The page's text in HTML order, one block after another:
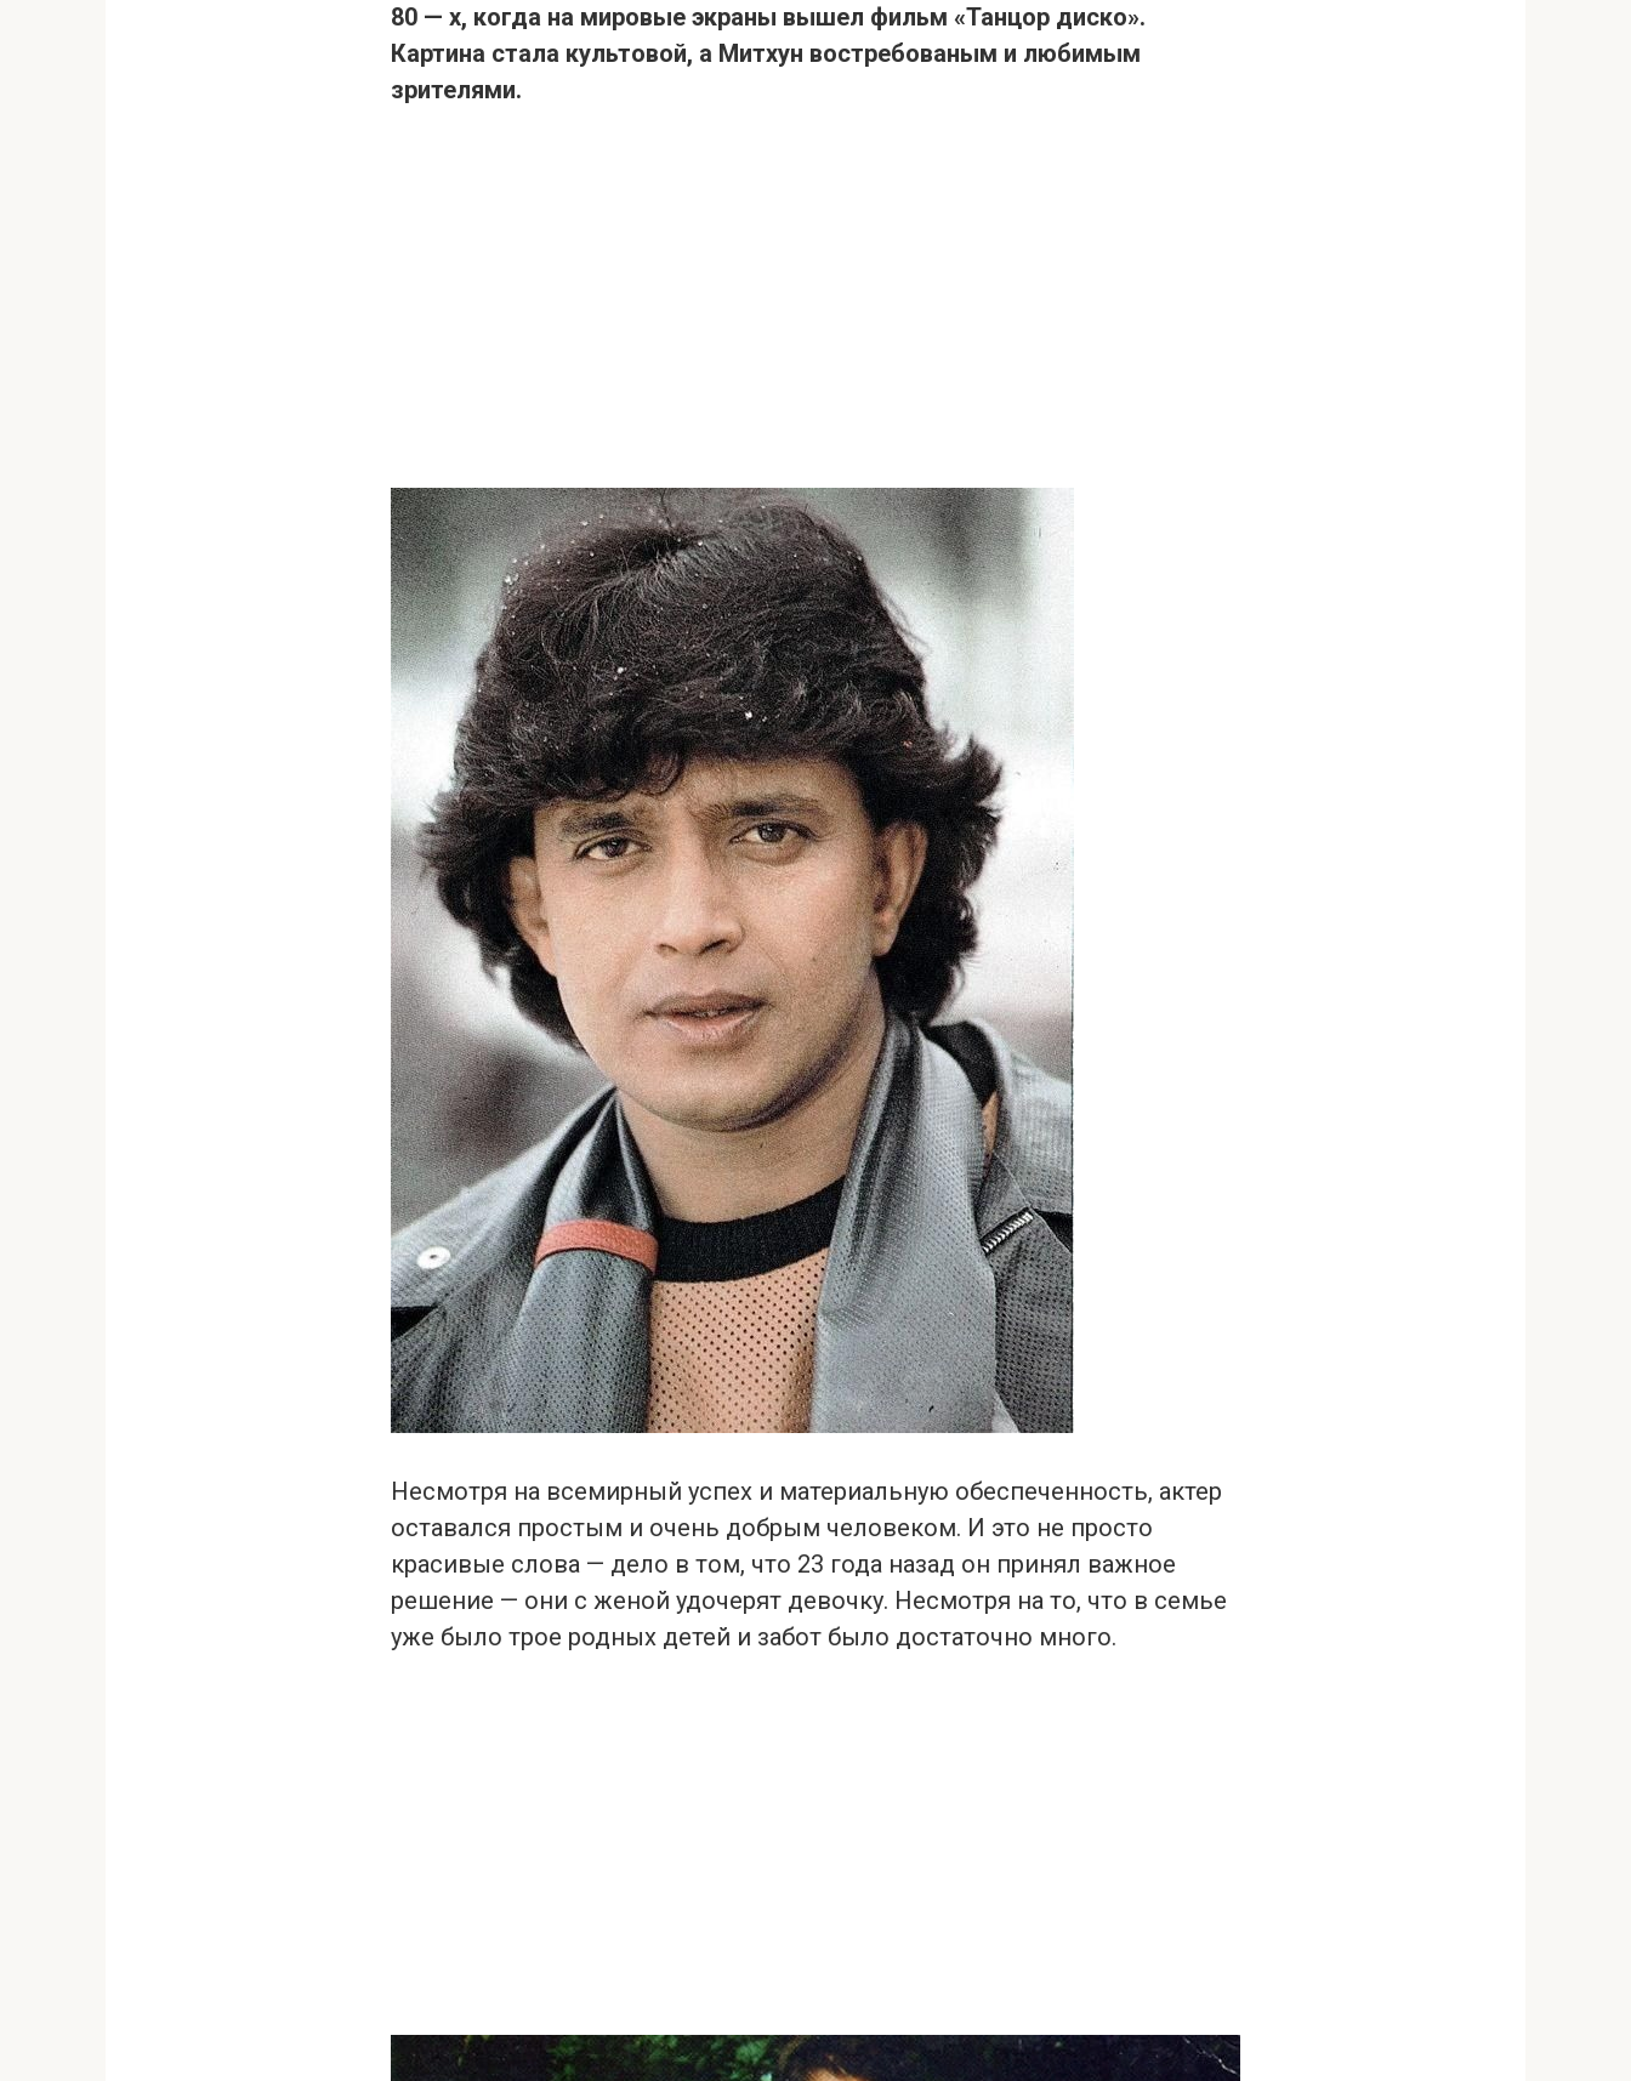
80 — х, когда на мировые экраны вышел фильм «Танцор диско».
Картина стала культовой, а Митхун востребованым и любимым
зрителями.
Несмотря на всемирный успех и материальную обеспеченность, актер
оставался простым и очень добрым человеком. И это не просто
красивые слова — дело в том, что 23 года назад он принял важное
решение — они с женой удочерят девочку. Несмотря на то, что в семье
уже было трое родных детей и забот было достаточно много.